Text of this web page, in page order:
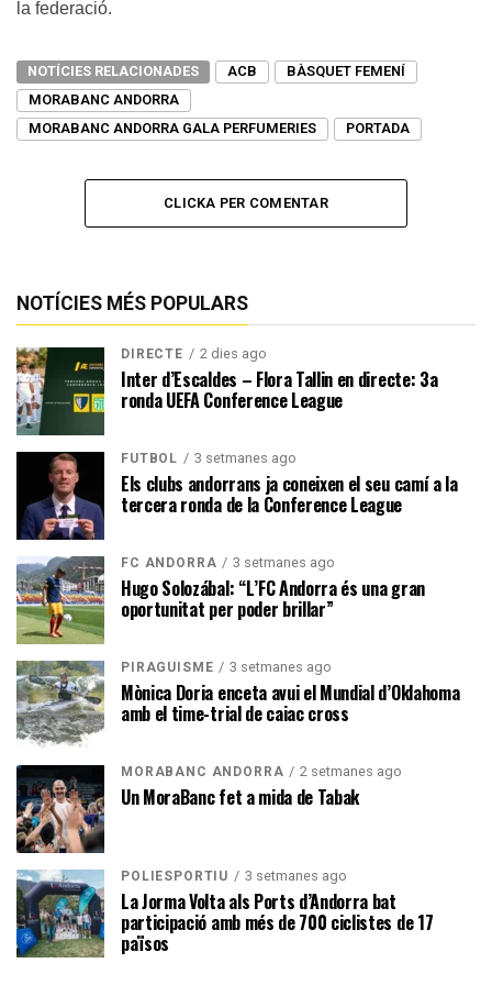
la federació.
NOTÍCIES RELACIONADES ACB
BÀSQUET FEMENÍ
MORABANC ANDORRA
MORABANC ANDORRA GALA PERFUMERIES
PORTADA
CLICKA PER COMENTAR
NOTÍCIES MÉS POPULARS
DIRECTE 2 dies ago
Inter d’Escaldes – Flora Tallin en directe: 3a
ronda UEFA Conference League
FUTBOL 3 setmanes ago
Els clubs andorrans ja coneixen el seu camí a la
tercera ronda de la Conference League
FC ANDORRA 3 setmanes ago
Hugo Solozábal: “L’FC Andorra és una gran
oportunitat per poder brillar”
PIRAGÜISME 3 setmanes ago
Mònica Doria enceta avui el Mundial d’Oklahoma
amb el time-trial de caiac cross
MORABANC ANDORRA 2 setmanes ago
Un MoraBanc fet a mida de Tabak
POLIESPORTIU 3 setmanes ago
La Jorma Volta als Ports d’Andorra bat
participació amb més de 700 ciclistes de 17
països